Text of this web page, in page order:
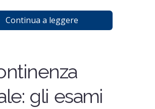
Continua a leggere
gli esami